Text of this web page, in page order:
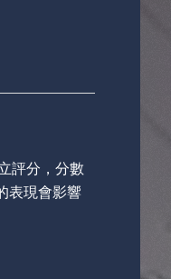
評分，分數
表現會影響